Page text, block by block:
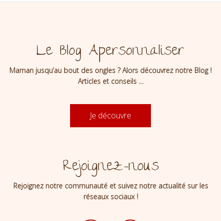
Le Blog Apersonnaliser
Maman jusqu’au bout des ongles ? Alors découvrez notre Blog !
Articles et conseils …
Je découvre
Rejoignez-nous
Rejoignez notre communauté et suivez notre actualité sur les
réseaux sociaux !